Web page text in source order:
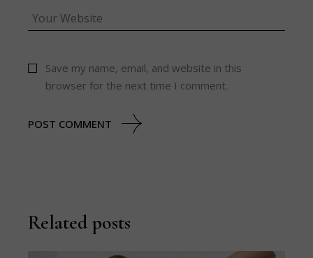
Save my name, email, and website in this
browser for the next time I comment.
POST COMMENT
Related posts